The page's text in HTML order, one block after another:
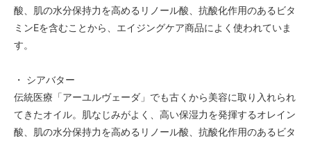
酸、肌の水分保持力を高めるリノール酸、抗酸化作用のあるビタ
ミンEを含むことから、エイジングケア商品によく使われていま
す。
・ シアバター
伝統医療「アーユルヴェーダ」でも古くから美容に取り入れられ
てきたオイル。肌なじみがよく、高い保湿力を発揮するオレイン
酸、肌の水分保持力を高めるリノール酸、抗酸化作用のあるビタ